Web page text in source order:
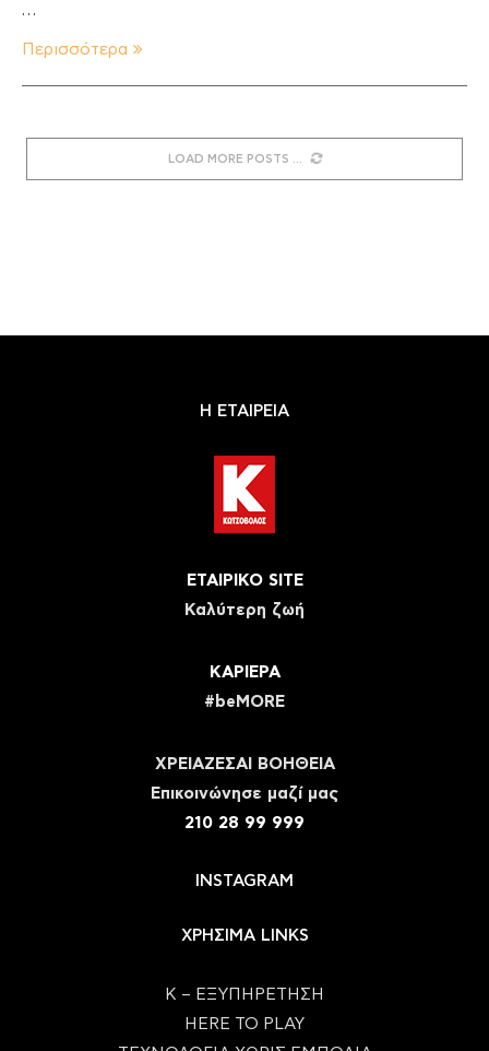
…
Περισσότερα
LOAD MORE POSTS
Η ΕΤΑΙΡΕΙΑ
ΕΤΑΙΡΙΚΟ SITE
Καλύτερη ζωή
ΚΑΡΙΕΡΑ
#beMORE
ΧΡΕΙΑΖΕΣΑΙ ΒΟΗΘΕΙΑ
Eπικοινώνησε μαζί μας
210 28 99 999
INSTAGRAM
ΧΡΗΣΙΜΑ LINKS
Κ – ΕΞΥΠΗΡΕΤΗΣΗ
HERE TO PLAY